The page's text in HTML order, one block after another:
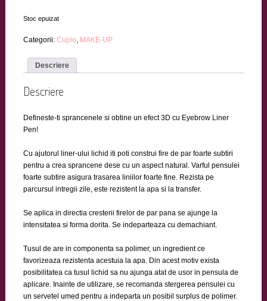
Stoc epuizat
Categorii: Cupio, MAKE-UP
Descriere
Descriere
Defineste-ti sprancenele si obtine un efect 3D cu Eyebrow Liner
Pen!
Cu ajutorul liner-ului lichid iti poti construi fire de par foarte subtiri
pentru a crea sprancene dese cu un aspect natural. Varful pensulei
foarte subtire asigura trasarea liniilor foarte fine. Rezista pe
parcursul intregii zile, este rezistent la apa si la transfer.
Se aplica in directia cresterii firelor de par pana se ajunge la
intensitatea si forma dorita. Se indeparteaza cu demachiant.
Tusul de are in componenta sa polimer, un ingredient ce
favorizeaza rezistenta acestuia la apa. Din acest motiv exista
posibilitatea ca tusul lichid sa nu ajunga atat de usor in pensula de
aplicare. Inainte de utilizare, se recomanda stergerea pensulei cu
un servetel umed pentru a indeparta un posibil surplus de polimer.